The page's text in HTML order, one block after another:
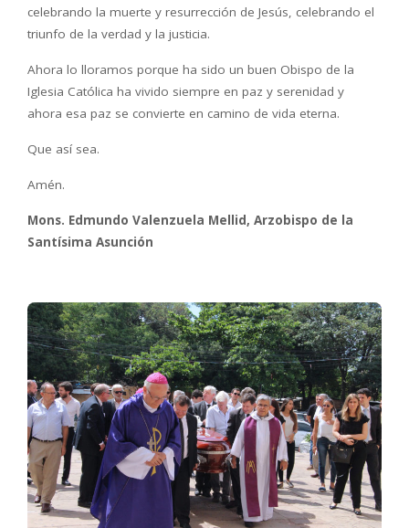
celebrando la muerte y resurrección de Jesús, celebrando el
triunfo de la verdad y la justicia.
Ahora lo lloramos porque ha sido un buen Obispo de la
Iglesia Católica ha vivido siempre en paz y serenidad y
ahora esa paz se convierte en camino de vida eterna.
Que así sea.
Amén.
Mons. Edmundo Valenzuela Mellid, Arzobispo de la
Santísima Asunción